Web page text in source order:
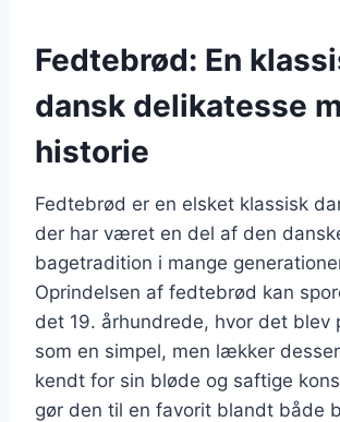
Fedtebrød: En
dansk delikatesse
historie
Fedtebrød er en elsket klassisk
der har været en del af den
bagetradition i mange
Oprindelsen af fedtebrød kan
det 19. århundrede, hvor det
som en simpel, men lækker
kendt for sin bløde og saftige
gør den til en favorit blandt både